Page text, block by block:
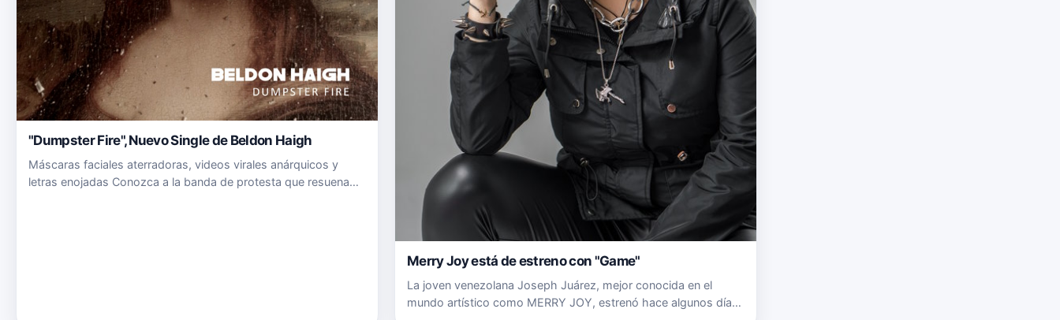
"Dumpster Fire", Nuevo Single de Beldon Haigh
Máscaras faciales aterradoras, videos virales anárquicos y
letras enojadas Conozca a la banda de protesta que resuena
Merry Joy está de estreno con "Game"
La joven venezolana Joseph Juárez, mejor conocida en el
mundo artístico como MERRY JOY, estrenó hace algunos días